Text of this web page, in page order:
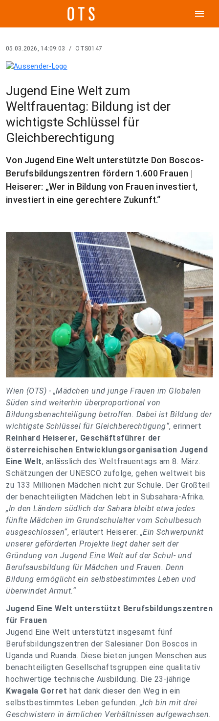
menu
05.03.2026, 14:09:03 / OTS0147
Jugend Eine Welt zum
Weltfrauentag: Bildung ist der
wichtigste Schlüssel für
Gleichberechtigung
Von Jugend Eine Welt unterstützte Don Boscos-
Berufsbildungszentren fördern 1.600 Frauen |
Heiserer: „Wer in Bildung von Frauen investiert,
investiert in eine gerechtere Zukunft.“
Wien (OTS) - „Mädchen und junge Frauen im Globalen
Süden sind weiterhin überproportional von
Bildungsbenachteiligung betroffen. Dabei ist Bildung der
wichtigste Schlüssel für Gleichberechtigung“, erinnert
Reinhard Heiserer, Geschäftsführer der
österreichischen Entwicklungsorganisation Jugend
Eine Welt, anlässlich des Weltfrauentags am 8. März.
Schätzungen der UNESCO zufolge, gehen weltweit bis
zu 133 Millionen Mädchen nicht zur Schule. Der Großteil
der benachteiligten Mädchen lebt in Subsahara-Afrika.
„In den Ländern südlich der Sahara bleibt etwa jedes
fünfte Mädchen im Grundschulalter vom Schulbesuch
ausgeschlossen“, erläutert Heiserer. „Ein Schwerpunkt
unserer geförderten Projekte liegt daher seit der
Gründung von Jugend Eine Welt auf der Schul- und
Berufsausbildung für Mädchen und Frauen. Denn
Bildung ermöglicht ein selbstbestimmtes Leben und
überwindet Armut.“
Jugend Eine Welt unterstützt Berufsbildungszentren
für Frauen
Jugend Eine Welt unterstützt insgesamt fünf
Berufsbildungszentren der Salesianer Don Boscos in
Uganda und Ruanda. Diese bieten jungen Menschen aus
benachteiligten Gesellschaftsgruppen eine qualitativ
hochwertige technische Ausbildung. Die 23-jährige
Kwagala Gorret hat dank dieser den Weg in ein
selbstbestimmtes Leben gefunden. „Ich bin mit drei
Geschwistern in ärmlichen Verhältnissen aufgewachsen.